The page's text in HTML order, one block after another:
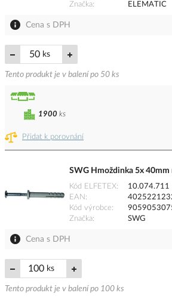
Značka
ELEMATIC
Cena s DPH
ks
Tento produkt je v balení po 50 ks
Přidat k porovnání
1900 ks
SWG Hmoždinka 5x 40mm
Kód ELFETEX
10.074.711
EAN
Kód výrobce
Značka
SWG
Cena s DPH
ks
Tento produkt je v balení po 100 ks